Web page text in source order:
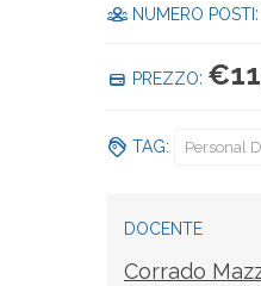
NUMERO POSTI
PREZZO: €
TAG: Personal
DOCENTE
Corrado